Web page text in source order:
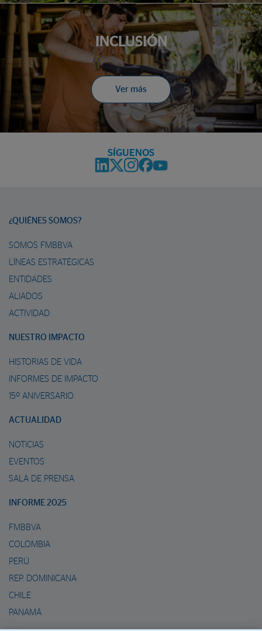
INCLUSIÓN
Ver más
SÍGUENOS
¿QUIÉNES SOMOS?
SOMOS FMBBVA
LÍNEAS ESTRATÉGICAS
ENTIDADES
ALIADOS
ACTIVIDAD
NUESTRO IMPACTO
HISTORIAS DE VIDA
INFORMES DE IMPACTO
15º ANIVERSARIO
ACTUALIDAD
NOTICIAS
EVENTOS
SALA DE PRENSA
INFORME 2025
FMBBVA
COLOMBIA
PERÚ
REP. DOMINICANA
CHILE
PANAMÁ